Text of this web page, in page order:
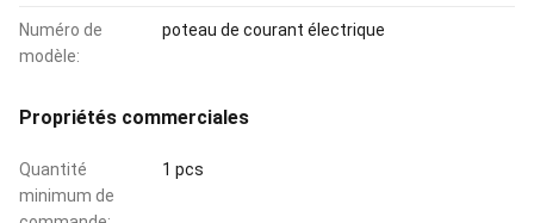
Numéro de
modèle:
poteau de courant électrique
Propriétés commerciales
Quantité
minimum de
1 pcs